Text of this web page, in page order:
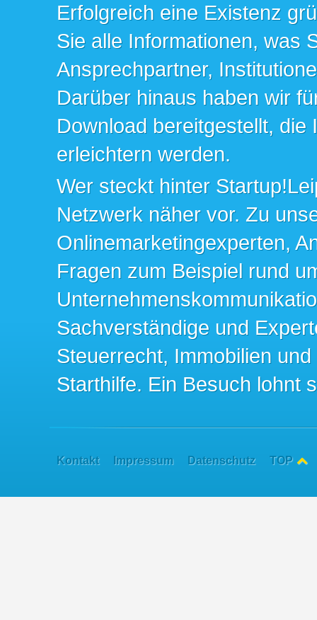
Erfolgreich eine Existenz
Sie alle Informationen, was
Ansprechpartner,
Darüber hinaus haben wir
Download bereitgestellt,
erleichtern werden.
Wer steckt hinter
Netzwerk näher vor. Zu
Onlinemarketingexperten,
Fragen zum Beispiel rund
Sachverständige und
Steuerrecht, Immobilien
Starthilfe. Ein Besuch lohnt
Kontakt Impressum Datenschutz TOP